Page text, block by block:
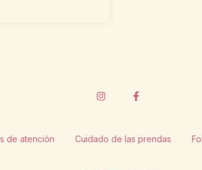
de atención Cuidado de las prendas